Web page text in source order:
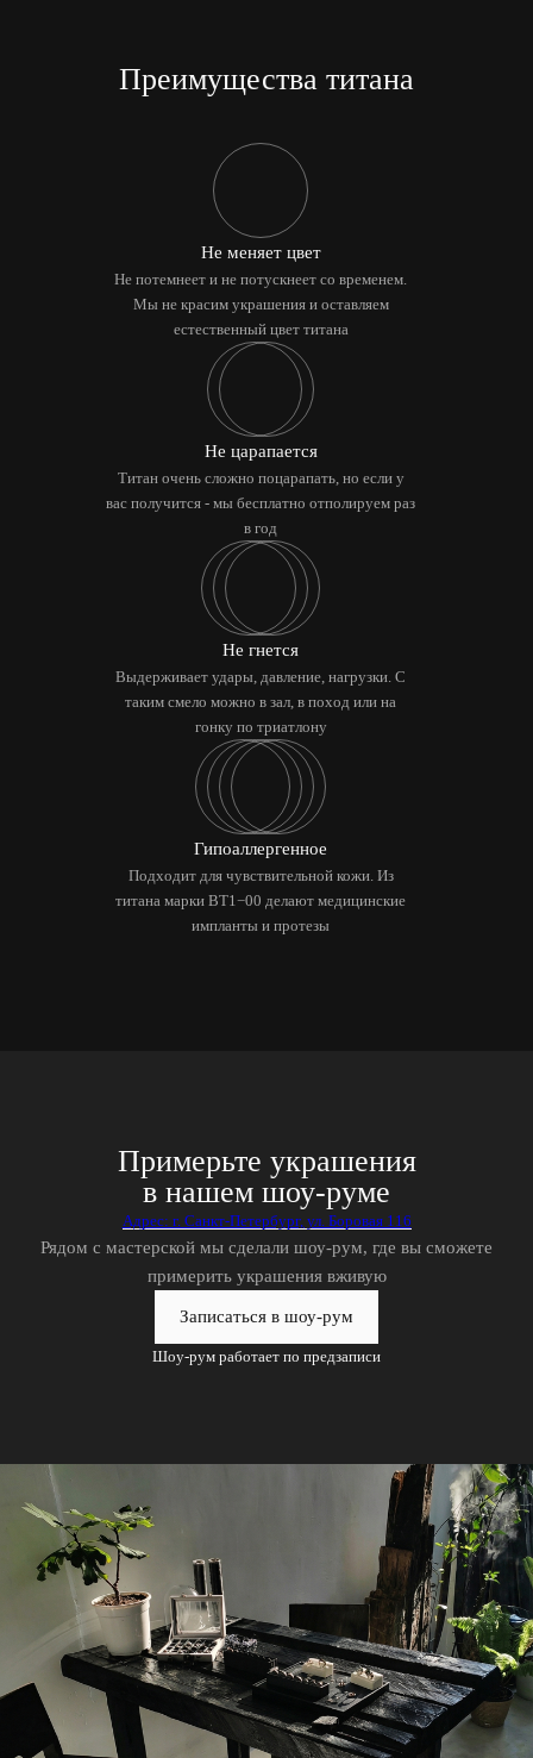
Преимущества титана
Не меняет цвет
Не потемнеет и не потускнеет со временем.
Мы не красим украшения и оставляем
естественный цвет титана
Не царапается
Титан очень сложно поцарапать, но если у
вас получится - мы бесплатно отполируем раз
в год
Не гнется
Выдерживает удары, давление, нагрузки. С
таким смело можно в зал, в поход или на
гонку по триатлону
Гипоаллергенное
Подходит для чувствительной кожи. Из
титана марки BT1−00 делают медицинские
импланты и протезы
Примерьте украшения
в нашем шоу-руме
Адрес: г. Санкт-Петербург, ул. Боровая 116
Рядом с мастерской мы сделали шоу-рум, где вы сможете
примерить украшения вживую
Записаться в шоу-рум
Шоу-рум работает по предзаписи